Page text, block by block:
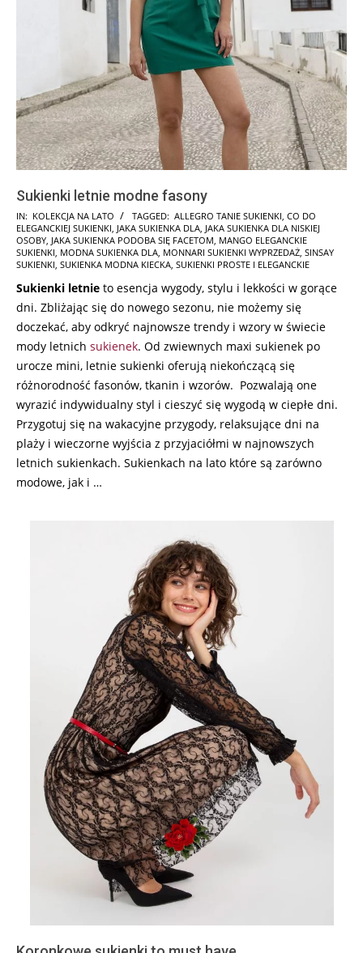
Sukienki letnie modne fasony
2025-
06-
09
IN: KOLEKCJA NA LATO TAGGED: ALLEGRO TANIE SUKIENKI CO DO
ELEGANCKIEJ SUKIENKI JAKA SUKIENKA DLA JAKA SUKIENKA DLA NISKIEJ
OSOBY JAKA SUKIENKA PODOBA SIĘ FACETOM MANGO ELEGANCKIE
SUKIENKI MODNA SUKIENKA DLA MONNARI SUKIENKI WYPRZEDAŻ SINSAY
SUKIENKI SUKIENKA MODNA KIECKA SUKIENKI PROSTE I ELEGANCKIE
Sukienki letnie to esencja wygody, stylu i lekkości w gorące
dni. Zbliżając się do nowego sezonu, nie możemy się
doczekać, aby odkryć najnowsze trendy i wzory w świecie
mody letnich sukienek. Od zwiewnych maxi sukienek po
urocze mini, letnie sukienki oferują niekończącą się
różnorodność fasonów, tkanin i wzorów. Pozwalają one
wyrazić indywidualny styl i cieszyć się wygodą w ciepłe dni.
Przygotuj się na wakacyjne przygody, relaksujące dni na
plaży i wieczorne wyjścia z przyjaciółmi w najnowszych
letnich sukienkach. Sukienkach na lato które są zarówno
modowe, jak i …